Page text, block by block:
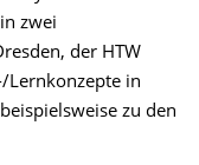
zwei
der HTW
Lernkonzepte in
zu den